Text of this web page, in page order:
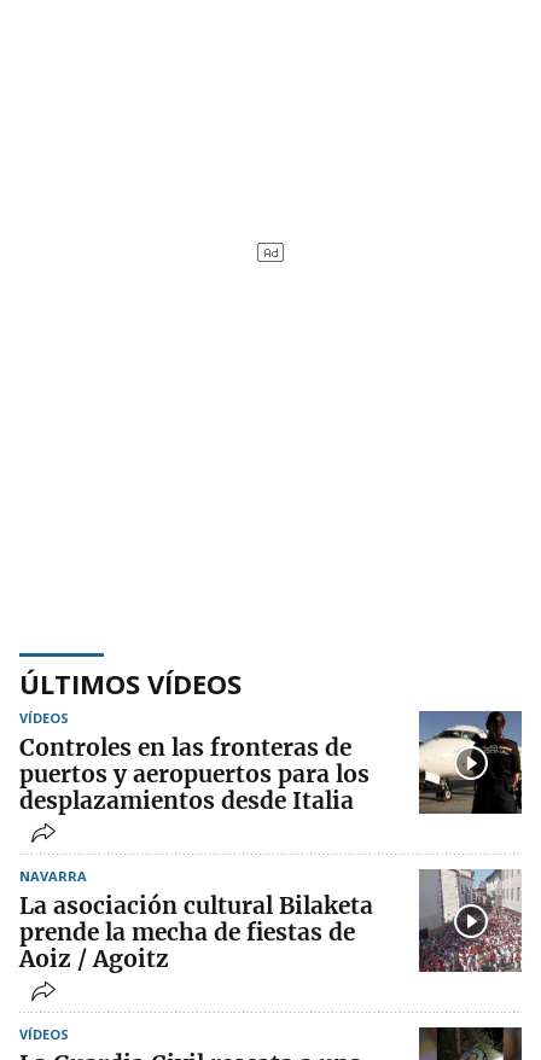
ÚLTIMOS VÍDEOS
VÍDEOS
Controles en las fronteras de
puertos y aeropuertos para los
desplazamientos desde Italia
NAVARRA
La asociación cultural Bilaketa
prende la mecha de fiestas de
Aoiz / Agoitz
VÍDEOS